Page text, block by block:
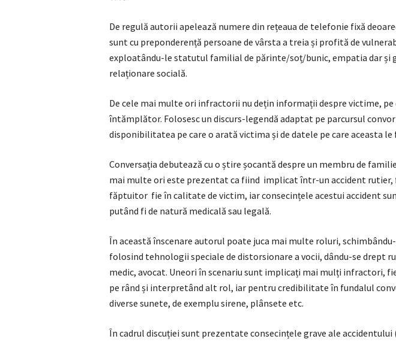
De regulă autorii apelează numere din rețeaua de telefonie fixă
sunt cu preponderență persoane de vârsta a treia și profită de
exploatându-le statutul familial de părinte/soț/bunic, empatia dar și
relaționare socială.
De cele mai multe ori infractorii nu dețin informații despre victime, pe
întămplător. Folosesc un discurs-legendă adaptat pe parcursul
disponibilitatea pe care o arată victima și de datele pe care aceasta le
Conversația debutează cu o știre șocantă despre un membru de
mai multe ori este prezentat ca fiind implicat într-un accident rutier,
făptuitor fie în calitate de victim, iar consecințele acestui accident
putând fi de natură medicală sau legală.
În această înscenare autorul poate juca mai multe roluri,
folosind tehnologii speciale de distorsionare a vocii, dându-se drept
medic, avocat. Uneori în scenariu sunt implicați mai mulți infractori,
pe rând și interpretând alt rol, iar pentru credibilitate în fundalul
diverse sunete, de exemplu sirene, plânsete etc.
În cadrul discuției sunt prezentate consecințele grave ale accidentului